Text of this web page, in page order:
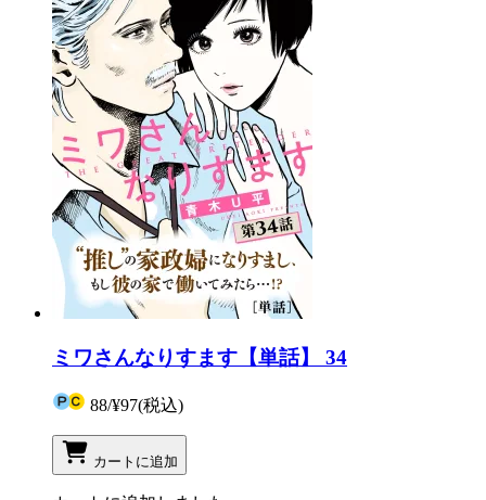
ミワさんなりすます【単話】 34
88/¥97(税込)
カートに追加